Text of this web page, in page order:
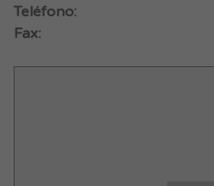
Teléfono:
Fax: